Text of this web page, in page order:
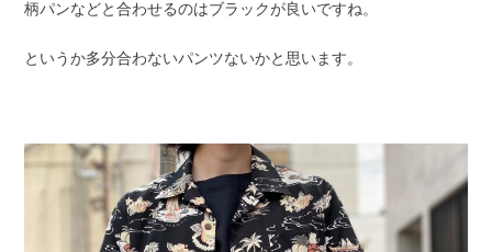
柄パンなどと合わせるのはブラックが良いですね。
というか多分合わないパンツないかと思います。